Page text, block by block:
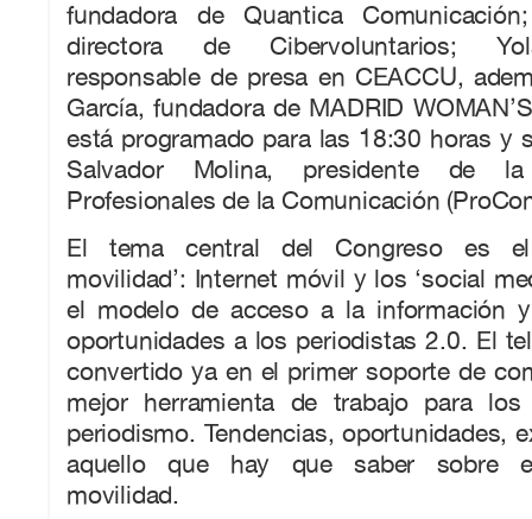
fundadora de Quantica
directora de Cibervoluntarios;
responsable de presa en CEACCU,
García, fundadora de MADRID
está programado para las 18:30 horas y
Salvador Molina, presidente de
Profesionales de la Comunicación
El tema central del Congreso es el
movilidad’: Internet móvil y los ‘social
el modelo de acceso a la información
oportunidades a los periodistas 2.0. El
convertido ya en el primer soporte de
mejor herramienta de trabajo para los
periodismo. Tendencias, oportunidades,
aquello que hay que saber sobre
movilidad.